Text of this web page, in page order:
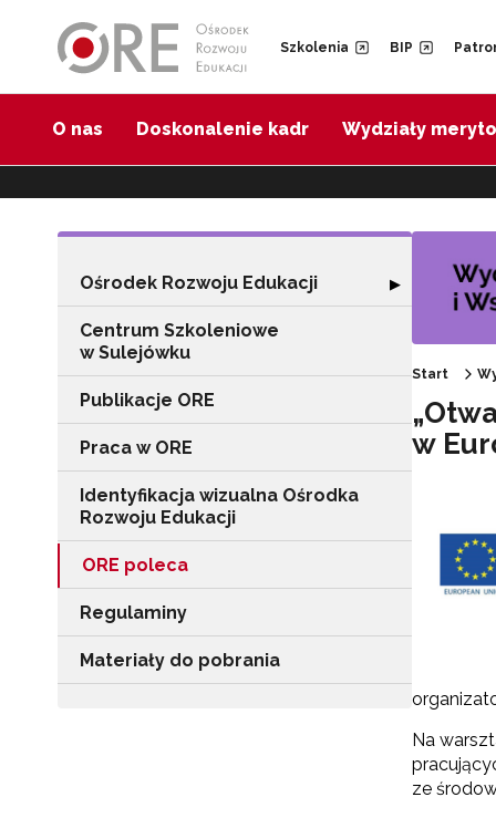
Szkolenia BIP
O nas Doskonalenie kadr Wydziały
Ośrodek Rozwoju Edukacji Rozwiń sekcję
▶
Centrum Szkoleniowe
w Sulejówku
Publikacje ORE
Praca w ORE
Identyfikacja wizualna Ośrodka
Rozwoju Edukacji
ORE poleca
Regulaminy
Materiały do pobrania
Start
w
Na
ze